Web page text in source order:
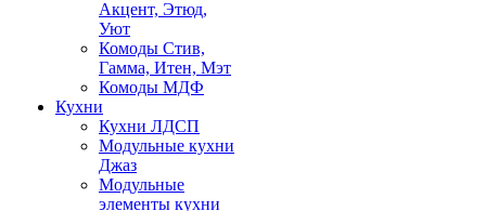
Акцент, Этюд,
Уют
Комоды Стив,
Гамма, Итен, Мэт
Комоды МДФ
Кухни
Кухни ЛДСП
Модульные кухни
Джаз
Модульные
элементы кухни